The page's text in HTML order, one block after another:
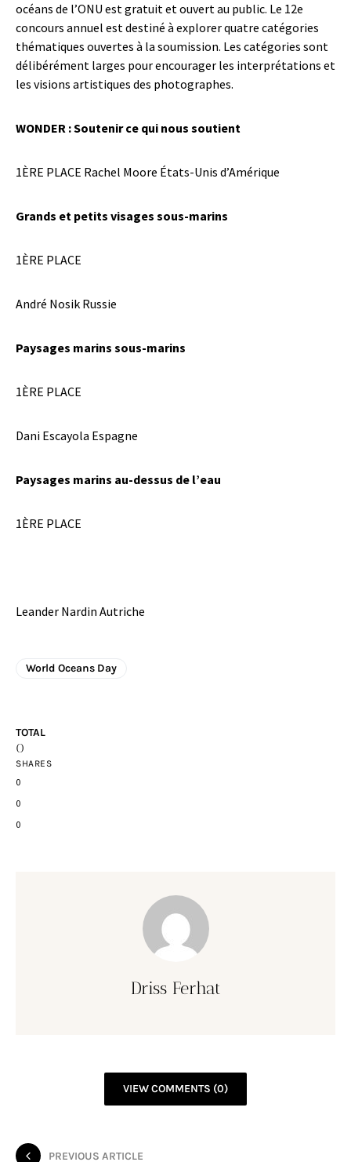
océans de l’ONU est gratuit et ouvert au public. Le 12e
concours annuel est destiné à explorer quatre catégories
thématiques ouvertes à la soumission. Les catégories sont
délibérément larges pour encourager les interprétations et
les visions artistiques des photographes.
WONDER : Soutenir ce qui nous soutient
1ÈRE PLACE Rachel Moore États-Unis d’Amérique
Grands et petits visages sous-marins
1ÈRE PLACE
André Nosik Russie
Paysages marins sous-marins
1ÈRE PLACE
Dani Escayola Espagne
Paysages marins au-dessus de l’eau
1ÈRE PLACE
Leander Nardin Autriche
World Oceans Day
TOTAL
0
SHARES
0
0
0
Driss Ferhat
VIEW COMMENTS (0)
PREVIOUS ARTICLE